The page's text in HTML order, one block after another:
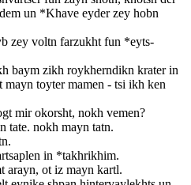
un *Khave eyder zey hobn
zey voltn farzukht fun *eyts-
baym zikh roykherndikn krater in
mayn toyter mamen - tsi ikh ken
mir okorsht, nokh vemen?
tate. nokh mayn tatn.
in *takhrikhim.
arayn, ot iz mayn kartl.